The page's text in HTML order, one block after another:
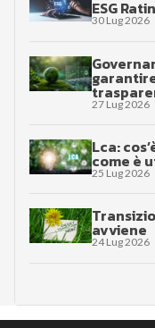
ESG
30 Lug 2026
27 Lug 2026
Lca:
come è
25 Lug 2026
avviene
24 Lug 2026